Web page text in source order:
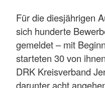
Für die diesjährigen
sich hunderte
gemeldet – mit
starteten 30 von
DRK Kreisverband
darunter acht